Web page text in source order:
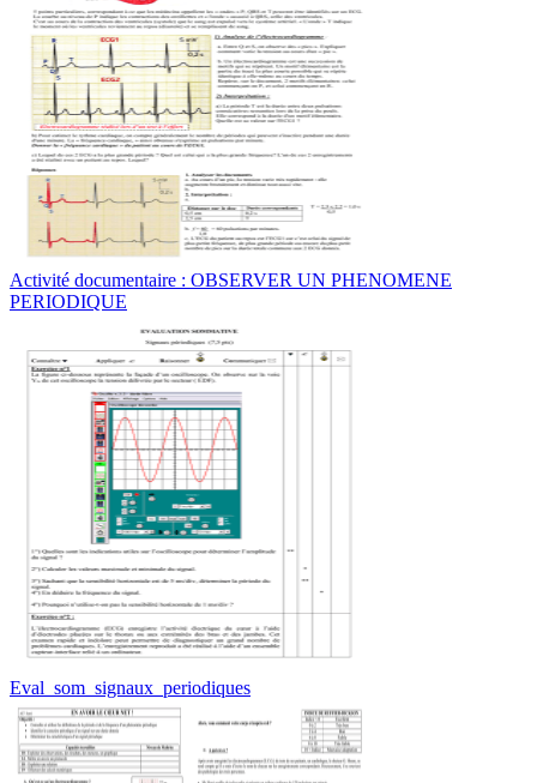
Activité documentaire : OBSERVER UN PHENOMENE
PERIODIQUE
Eval_som_signaux_periodiques